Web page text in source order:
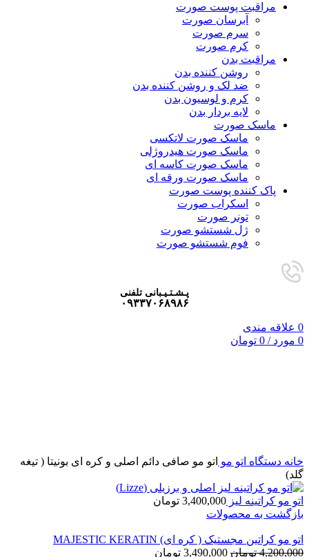
مراقبت پوست صورت
آبرسان صورت
سرم صورت
کرم صورت
مراقبت بدن
روشن کننده بدن
ضد لک و روشن کننده بدن
کرم و لوسیون بدن
لایه بردار بدن
ماسک صورت
ماسک صورت لاتکسی
ماسک صورت هیدروژلی
ماسک صورت کاسه ای
ماسک صورت ورقه ای
پاک کننده پوست صورت
اسکراب صورت
تونر صورت
ژل شستشو صورت
فوم شستشو صورت
پـشـتـیـبانی تلفنی
۰۹۳۳۷۰۶۸۹۸۶
0 علاقه مندی
0 مورد /
0 تومان
خانه دستگاه اتو مو اتو مو صافی دائم اصلی و کره ای بونیتا ( تیغه
گلد)
اتو مو کراتینه لیز 3,400,000 تومان
بازگشت به محصولات
اتو مو کراتین مجستیک ( کره ای) MAJESTIC KERATIN
4,200,000 تومان Original
3,490,000 تومان